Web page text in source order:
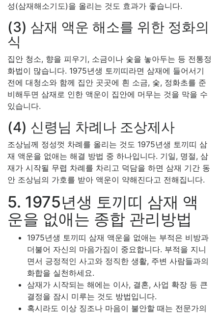
성(삼재해소기도)을 올리는 것도 효과가 좋습니다.
(3) 삼재 액운 해소를 위한 정화의
식
집안 청소, 향을 피우기, 소금이나 숯을 놓아두는 등 전통정
화법이 많습니다. 1975년생 토끼띠라면 삼재에 들어서기
전에 대청소와 함께 집안 곳곳에 흰 소금, 숯, 정화초를 준
비해두면 삼재로 인한 액운이 집안에 머무는 것을 막을 수
있습니다.
(4) 신령님 차례나 조상제사
조상님께 정성껏 차례를 올리는 것도 1975년생 토끼띠 삼
재 액운을 없애는 해결 방법 중 하나입니다. 기일, 명절, 삼
재가 시작될 무렵 차례를 차리고 덕담을 하면 삼재 기간 동
안 조상님의 가호를 받아 액운이 약해진다고 전해집니다.
5. 1975년생 토끼띠 삼재 액
운을 없애는 종합 관리방법
1975년생 토끼띠 삼재 액운을 없애는 부적은 비방과
더불어 자신의 마음가짐이 중요합니다. 부적을 지니
면서 긍정적인 사고와 정직한 생활, 주변 사람들과의
화합을 실천하세요.
삼재가 시작되는 해에는 이사, 결혼, 사업 확장 등 큰
결정을 잠시 미루는 것도 방법입니다.
혹시라도 이상 징조나 마음이 불안할 때는 전문가의